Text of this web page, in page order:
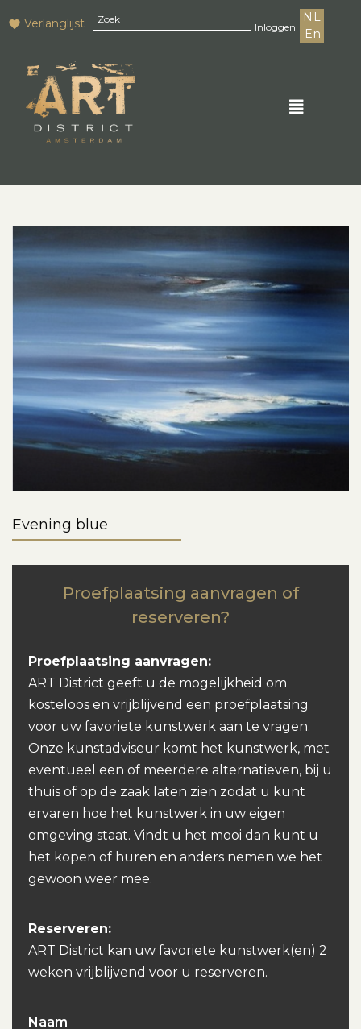
Verlanglijst Inloggen
NL
En
Evening blue
Proefplaatsing aanvragen of
reserveren?
Proefplaatsing aanvragen:
ART District geeft u de mogelijkheid om
kosteloos en vrijblijvend een proefplaatsing
voor uw favoriete kunstwerk aan te vragen.
Onze kunstadviseur komt het kunstwerk, met
eventueel een of meerdere alternatieven, bij u
thuis of op de zaak laten zien zodat u kunt
ervaren hoe het kunstwerk in uw eigen
omgeving staat. Vindt u het mooi dan kunt u
het kopen of huren en anders nemen we het
gewoon weer mee.
Reserveren:
ART District kan uw favoriete kunstwerk(en) 2
weken vrijblijvend voor u reserveren.
Naam